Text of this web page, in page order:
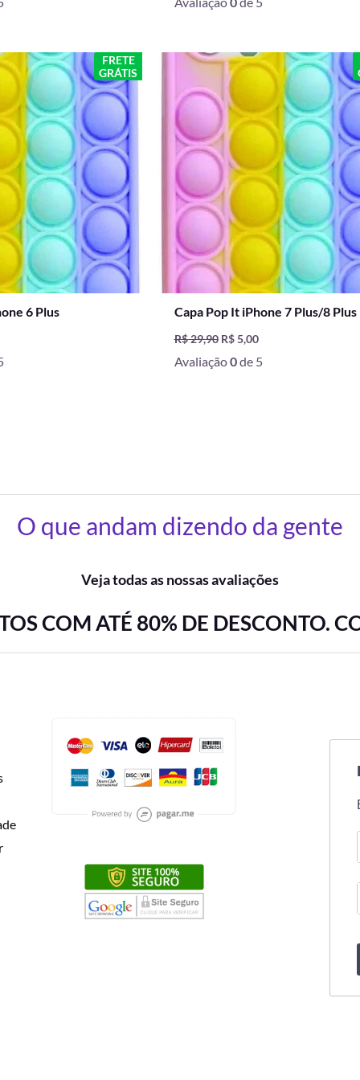
FRETE
GRÁTIS
6 Plus
O
preço
R$ 5,00.
Capa Pop It iPhone 7 Plus/8 Plus
R$29,90
O
preço
original
era:
R$ 29,90.
R$5,00
O
preço
R$ 5,00.
Avaliação0de 5
O que andam dizendo da gente
Veja todas as nossas avaliações
COM ATÉ 80% DE DESCONTO.